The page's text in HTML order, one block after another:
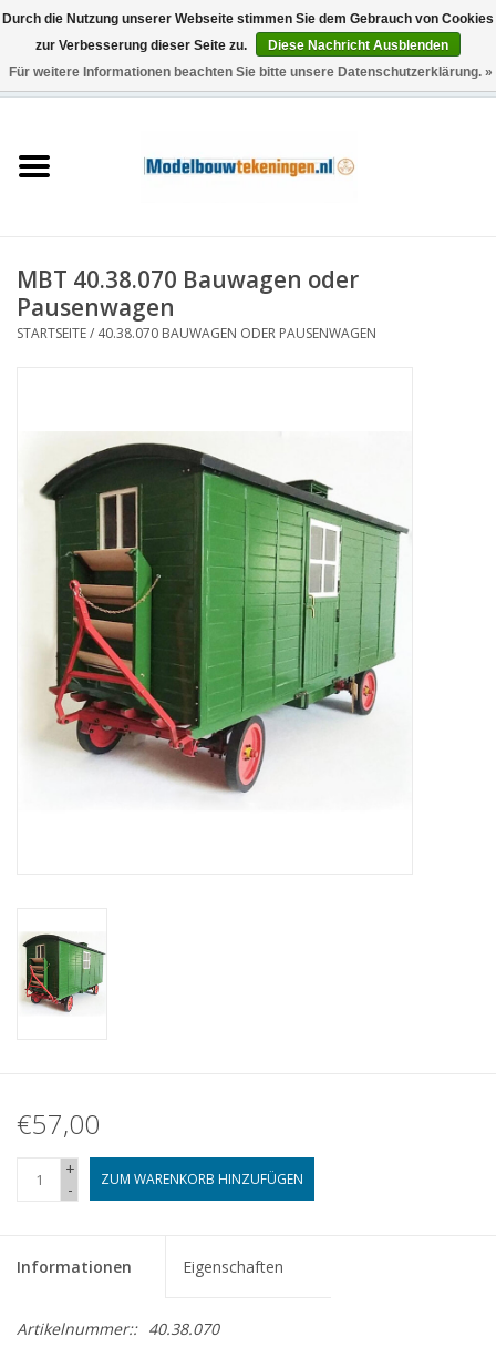
0 Artikel - €0,00
Schiffe
Holzbau
Dokumentation
Zeitschriften
Neue Zeichnungen
NEUE ZEITSCHRIFTEN
ABONNEMENT DER
MODELLBAUER
MBT 40.38.070 Bauwagen oder
Pausenwagen
STARTSEITE/ 40.38.070 BAUWAGEN ODER PAUSENWAGEN
€57,00
+
-
ZUM WARENKORB HINZUFÜGEN
Informationen Eigenschaften
Artikelnummer:: 40.38.070
Durch die Nutzung unserer Webseite stimmen Sie dem Gebrauch von Cookies
zur Verbesserung dieser Seite zu.
Diese Nachricht Ausblenden
Für weitere Informationen beachten Sie bitte unsere Datenschutzerklärung. »